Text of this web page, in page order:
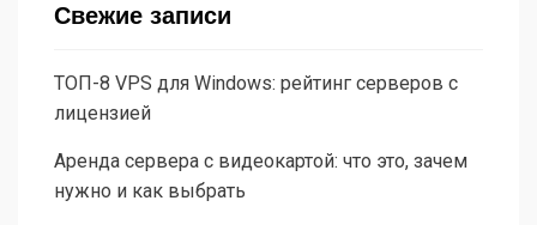
Свежие записи
ТОП-8 VPS для Windows: рейтинг серверов с
лицензией
Аренда сервера с видеокартой: что это, зачем
нужно и как выбрать